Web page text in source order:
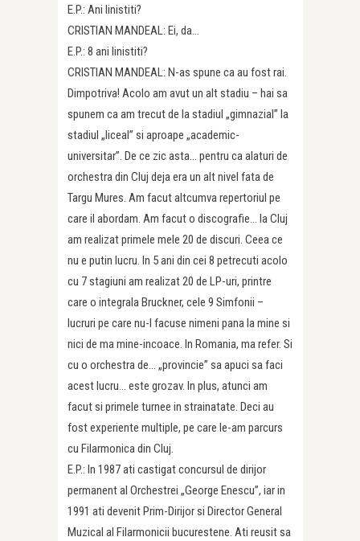
E.P.: Ani linistiti?
CRISTIAN MANDEAL: Ei, da…
E.P.: 8 ani linistiti?
CRISTIAN MANDEAL: N-as spune ca au fost rai.
Dimpotriva! Acolo am avut un alt stadiu – hai sa
spunem ca am trecut de la stadiul „gimnazial” la
stadiul „liceal” si aproape „academic-
universitar”. De ce zic asta… pentru ca alaturi de
orchestra din Cluj deja era un alt nivel fata de
Targu Mures. Am facut altcumva repertoriul pe
care il abordam. Am facut o discografie… la Cluj
am realizat primele mele 20 de discuri. Ceea ce
nu e putin lucru. In 5 ani din cei 8 petrecuti acolo
cu 7 stagiuni am realizat 20 de LP-uri, printre
care o integrala Bruckner, cele 9 Simfonii –
lucruri pe care nu-l facuse nimeni pana la mine si
nici de ma mine-incoace. In Romania, ma refer. Si
cu o orchestra de… „provincie” sa apuci sa faci
acest lucru… este grozav. In plus, atunci am
facut si primele turnee in strainatate. Deci au
fost experiente multiple, pe care le-am parcurs
cu Filarmonica din Cluj.
E.P.: In 1987 ati castigat concursul de dirijor
permanent al Orchestrei „George Enescu”, iar in
1991 ati devenit Prim-Dirijor si Director General
Muzical al Filarmonicii bucurestene. Ati reusit sa